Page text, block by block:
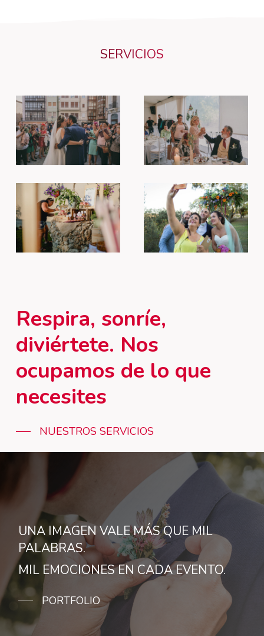
SERVICIOS
Respira, sonríe,
diviértete. Nos
ocupamos de lo que
necesites
NUESTROS SERVICIOS
UNA IMAGEN VALE MÁS QUE MIL
PALABRAS.
MIL EMOCIONES EN CADA EVENTO.
PORTFOLIO